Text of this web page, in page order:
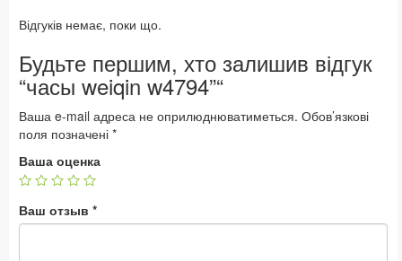
Відгуків немає, поки що.
Будьте першим, хто залишив відгук
“часы weiqin w4794”“
Ваша e-mail адреса не оприлюднюватиметься. Обов’язкові
поля позначені *
Ваша оценка
Ваш отзыв *